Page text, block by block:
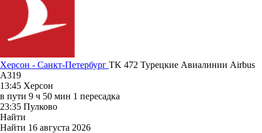
Херсон - Санкт-Петербург TK 472 Турецкие Авиалинии Airbus
A319
13:45 Херсон
в пути 9 ч 50 мин 1 пересадка
23:35 Пулково
Найти
Найти 16 августа 2026